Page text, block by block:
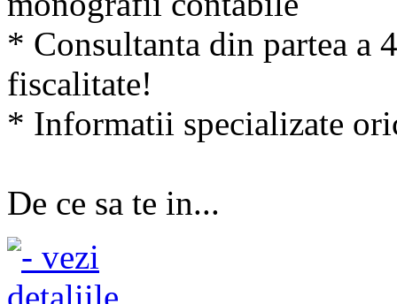
* Consultanta din partea a
fiscalitate!
* Informatii specializate
De ce sa te in...